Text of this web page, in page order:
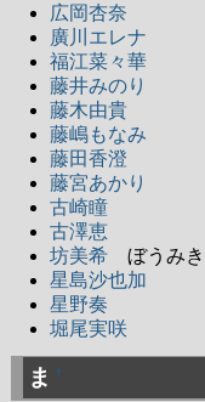
広岡杏奈
廣川エレナ
福江菜々華
藤井みのり
藤木由貴
藤嶋もなみ
藤田香澄
藤宮あかり
古崎瞳
古澤恵
坊美希 ぼうみき
星島沙也加
星野奏
堀尾実咲
ま †